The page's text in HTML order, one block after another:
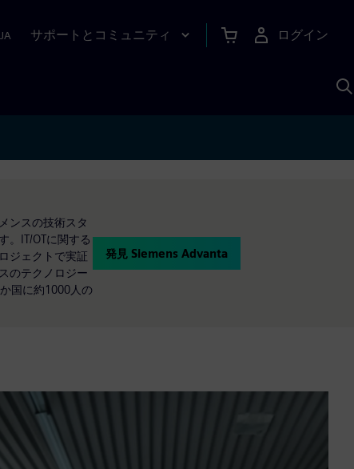
JA サポートとコミュニティ ログイン
ンスの技術スタ
。IT/OTに関する
ジェクトで実証
のテクノロジー
国に約1000人の
発見 Siemens Advanta